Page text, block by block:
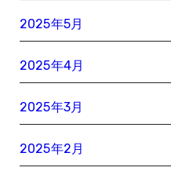
2025年5月
2025年4月
2025年3月
2025年2月